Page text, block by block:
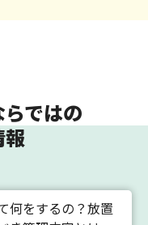
ではの
報
何をするの？放置